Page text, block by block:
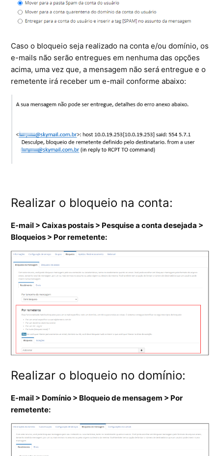
Skymail Talk
Interno - Cloud Interno
Interno - CloudStack
Interno - Veeam
Caso o bloqueio seja realizado na conta e/ou domínio, os
e-mails não serão entregues em nenhuma das opções
acima, uma vez que, a mensagem não será entregue e o
remetente irá receber um e-mail conforme abaixo:
Realizar o bloqueio na conta:
E-mail > Caixas postais > Pesquise a conta desejada >
Bloqueios > Por remetente:
Realizar o bloqueio no domínio:
E-mail > Domínio > Bloqueio de mensagem > Por
remetente: